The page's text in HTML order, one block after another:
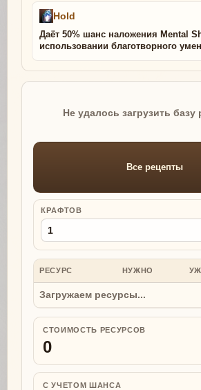
Hold
Даёт 50% шанс наложения Mental
использовании благотворного
Не удалось загрузить базу
Все рецепты
КРАФТОВ
РЕСУРС НУЖНО
Загружаем ресурсы...
СТОИМОСТЬ РЕСУРСОВ
0
С УЧЕТОМ ШАНСА